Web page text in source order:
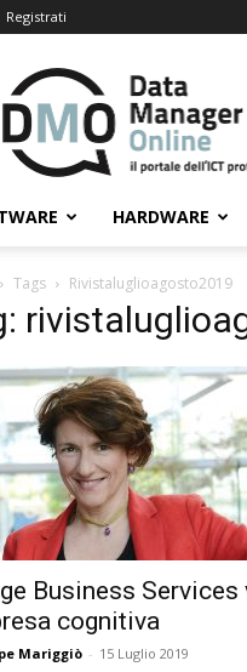
Registrati
Data
Manager
Online
HARDWARE
Tags Rivistaluglioagosto2019
Business Services
cognitiva
Mariggiò - 15 Luglio 2019